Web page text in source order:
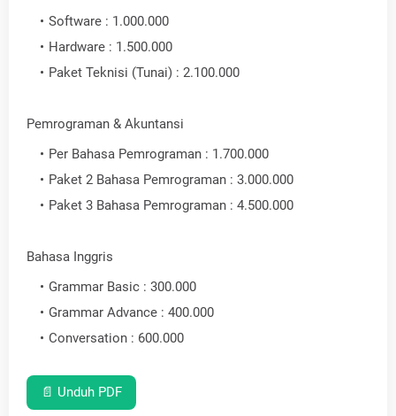
Software : 1.000.000
Hardware : 1.500.000
Paket Teknisi (Tunai) : 2.100.000
Pemrograman & Akuntansi
Per Bahasa Pemrograman : 1.700.000
Paket 2 Bahasa Pemrograman : 3.000.000
Paket 3 Bahasa Pemrograman : 4.500.000
Bahasa Inggris
Grammar Basic : 300.000
Grammar Advance : 400.000
Conversation : 600.000
📄 Unduh PDF